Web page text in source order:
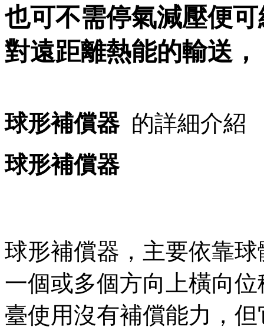
也可不需停氣減壓便可
對遠距離熱能的輸送，
球形補償器 的詳細介紹
球形補償器
球形補償器，主要依靠
一個或多個方向上橫向位移
臺使用沒有補償能力，但